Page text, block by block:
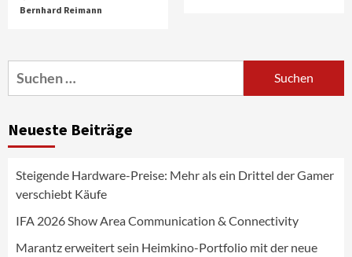
Bernhard Reimann
Suchen
nach:
Neueste Beiträge
Steigende Hardware-Preise: Mehr als ein Drittel der Gamer
verschiebt Käufe
IFA 2026 Show Area Communication & Connectivity
Marantz erweitert sein Heimkino-Portfolio mit der neue
Aktuell
4
News aus dem Internet
Fernsehgeräte
5
NIQ kehrt zur IFA 2026 zurück und prägt
die Branchendebatte